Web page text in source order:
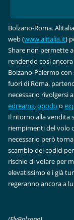
Bolzano-Roma.
web (www.alitalia.it)
Share non permette
rendendo così
Bolzano-Palermo
fuori di Roma,
necessario rivolgersi
edreams,opodo o
Il ritorno alla vendita
riempimenti del volo
necessario però
scambio dei codici
rischio di volare per
elevatissimo e i già
regeranno ancora a